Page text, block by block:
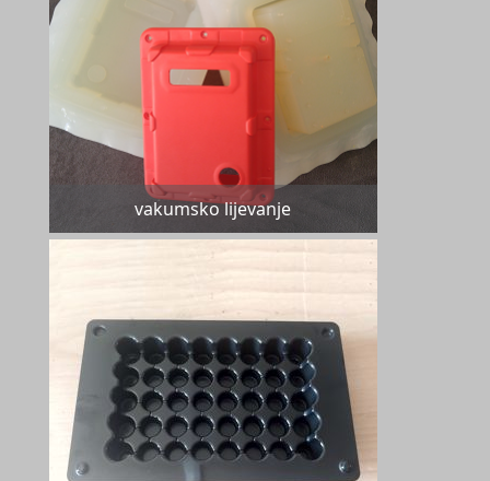
vakumsko lijevanje